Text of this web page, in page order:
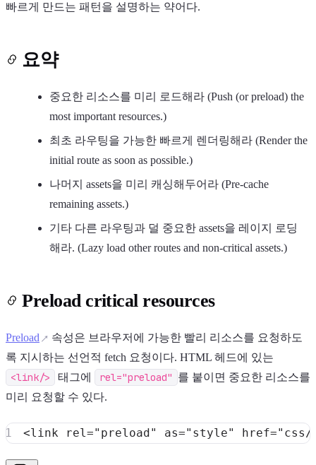
빠르게 만드는 패턴을 설명하는 약어다.
요약
중요한 리소스를 미리 로드해라 (Push (or preload) the
most important resources.)
최초 라우팅을 가능한 빠르게 렌더링해라 (Render the
initial route as soon as possible.)
나머지 assets을 미리 캐싱해두어라 (Pre-cache
remaining assets.)
기타 다른 라우팅과 덜 중요한 assets을 레이지 로딩
해라. (Lazy load other routes and non-critical assets.)
Preload critical resources
Preload
속성은 브라우저에 가능한 빨리 리소스를 요청하도
록 지시하는 선언적 fetch 요청이다. HTML 헤드에 있는
<link/> 태그에 rel="preload" 를 붙이면 중요한 리소스를
미리 요청할 수 있다.
<link rel=" preload" as=" style" href="